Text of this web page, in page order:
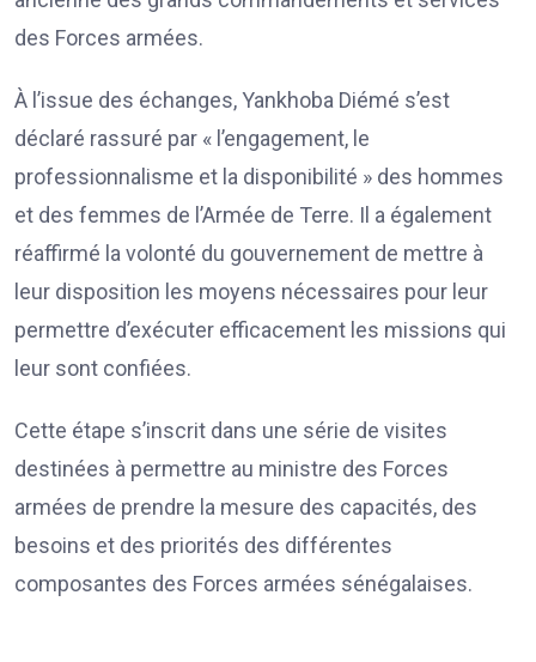
des Forces armées.
À l’issue des échanges, Yankhoba Diémé s’est
déclaré rassuré par « l’engagement, le
professionnalisme et la disponibilité » des hommes
et des femmes de l’Armée de Terre. Il a également
réaffirmé la volonté du gouvernement de mettre à
leur disposition les moyens nécessaires pour leur
permettre d’exécuter efficacement les missions qui
leur sont confiées.
Cette étape s’inscrit dans une série de visites
destinées à permettre au ministre des Forces
armées de prendre la mesure des capacités, des
besoins et des priorités des différentes
composantes des Forces armées sénégalaises.